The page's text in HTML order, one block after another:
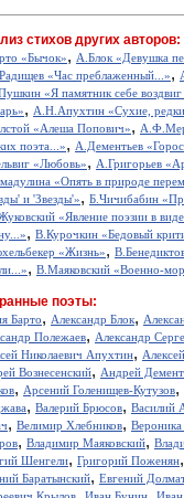
стихов других авторов:
«Бычок», А.Блок «Девушка
«Час преблаженный...»,
«Я памятник себе
, А.Н.Апухтин «Сухие,
«Алеша Попович»,
поэта...», А.Дементьев
«Любовь», А.Григорьев
«Опять в природе
и 'Звезды'», Б.Чичибабин
«Явление поэзии в
, В.Курочкин «Бедовый
«Жизнь»,
, В.Маяковский «Военно-
поэты:
Барто, Александр Блок,
Полежаев, Александр
Николаевич Апухтин,
Вознесенский, Андрей
, Арсений Голенищев-Кутузов,
, Валерий Брюсов, Василий
, Велимир Хлебников,
, Владимир Маяковский,
Шенгели, Григорий Поженян
Баратынский, Евгений
, ,